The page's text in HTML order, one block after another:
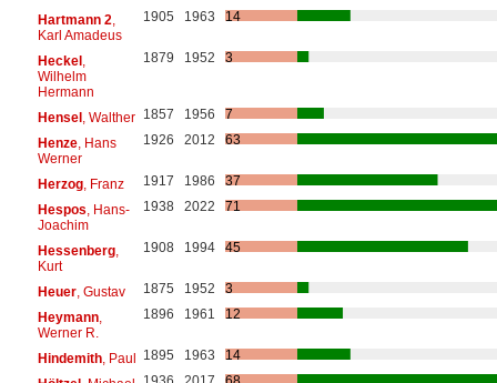
Hartmann 2
Karl Amadeus
1905 1963 14
Heckel,
Wilhelm
Hermann
1879 1952 3
Hensel, Walther 1857 1956
7
Henze, Hans
Werner
1926 2012 63
Herzog, Franz 1917 1986
37
Hespos , Hans-
Joachim
1938 2022 71
Hessenberg,
Kurt
1908 1994 45
Heuer, Gustav 1875 1952
3
Heymann,
Werner R.
1896 1961 12
Hindemith, Paul 1895 1963
14